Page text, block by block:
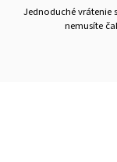
Jednoduché vrátenie
nemusíte